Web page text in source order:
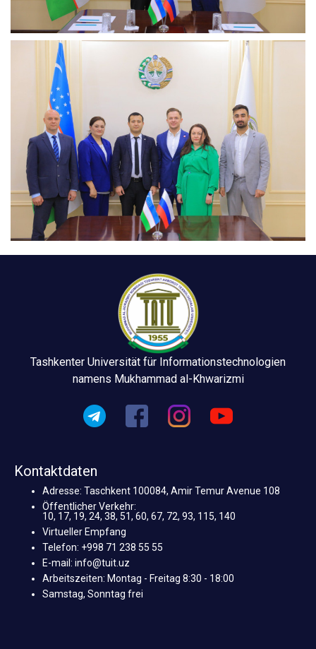
Tashkenter Universität für Informationstechnologien
namens Mukhammad al-Khwarizmi
Kontaktdaten
Adresse: Taschkent 100084, Amir Temur Avenue 108
Öffentlicher Verkehr:
10, 17, 19, 24, 38, 51, 60, 67, 72, 93, 115, 140
Virtueller Empfang
Telefon: +998 71 238 55 55
E-mail: info@tuit.uz
Arbeitszeiten: Montag - Freitag 8:30 - 18:00
Samstag, Sonntag frei